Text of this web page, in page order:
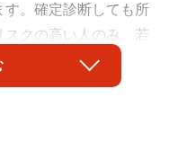
。確定診断しても所
クの高い人のみ。若
す。